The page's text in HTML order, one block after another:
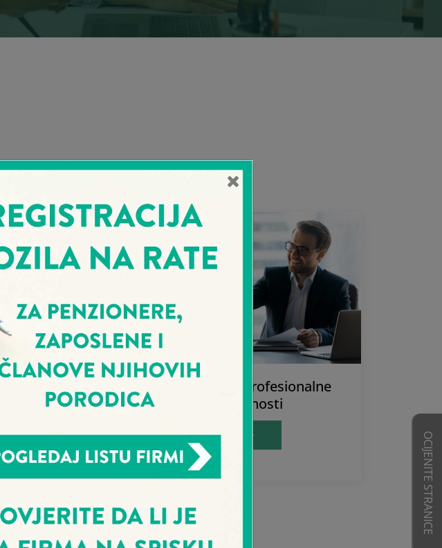
Osiguranje od profesionalne
odgovornosti
OCIJENITE STRANICE